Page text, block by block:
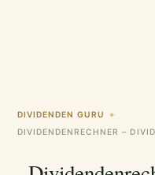
DIVIDENDEN GURU ◆
DIVIDENDENRECHNER –